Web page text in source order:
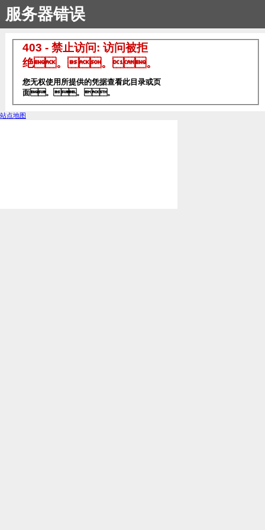
服务器错误
403 - 禁止访问: 访问被拒
绝。。。
您无权使用所提供的凭据查看此目录或页
面。。。
站点地图